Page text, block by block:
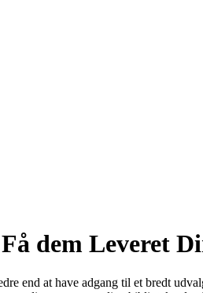
dem Leveret
end at have adgang til et bredt